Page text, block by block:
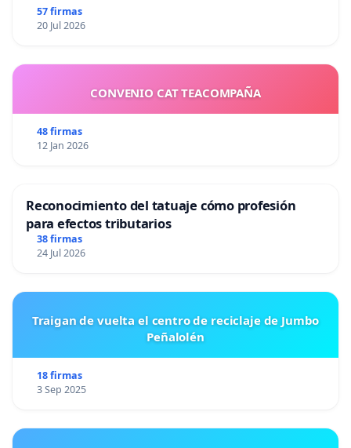
57 firmas
20 Jul 2026
CONVENIO CAT TEACOMPAÑA
48 firmas
12 Jan 2026
Reconocimiento del tatuaje cómo profesión
para efectos tributarios
38 firmas
24 Jul 2026
Traigan de vuelta el centro de reciclaje de Jumbo
Peñalolén
18 firmas
3 Sep 2025